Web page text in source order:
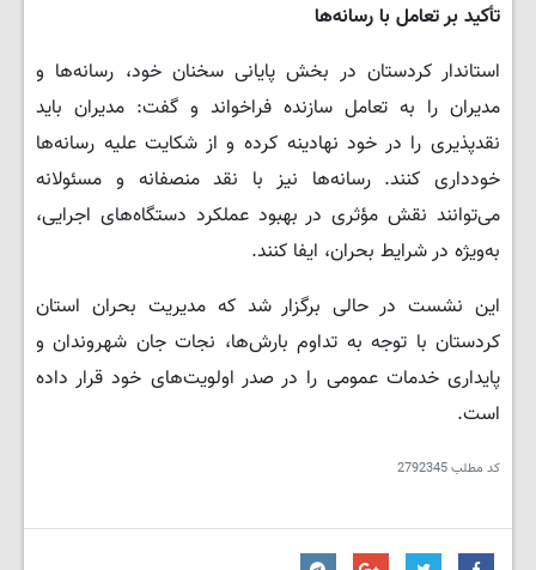
تأکید بر تعامل با رسانه‌ها
استاندار کردستان در بخش پایانی سخنان خود، رسانه‌ها و
مدیران را به تعامل سازنده فراخواند و گفت: مدیران باید
نقدپذیری را در خود نهادینه کرده و از شکایت علیه رسانه‌ها
خودداری کنند. رسانه‌ها نیز با نقد منصفانه و مسئولانه
می‌توانند نقش مؤثری در بهبود عملکرد دستگاه‌های اجرایی،
به‌ویژه در شرایط بحران، ایفا کنند.
این نشست در حالی برگزار شد که مدیریت بحران استان
کردستان با توجه به تداوم بارش‌ها، نجات جان شهروندان و
پایداری خدمات عمومی را در صدر اولویت‌های خود قرار داده
است.
کد مطلب2792345